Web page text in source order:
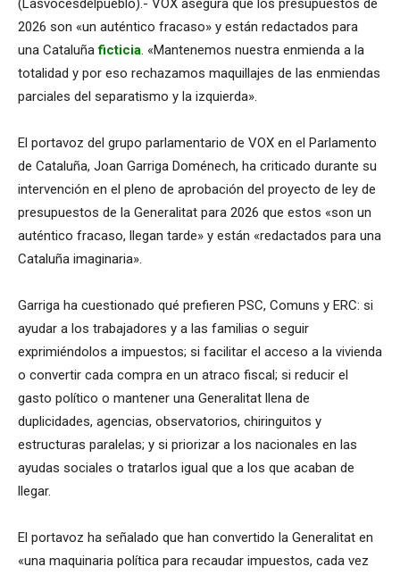
(Lasvocesdelpueblo).- VOX asegura que los presupuestos de
2026 son «un auténtico fracaso» y están redactados para
una Cataluñaficticia. «Mantenemos nuestra enmienda a la
totalidad y por eso rechazamos maquillajes de las enmiendas
parciales del separatismo y la izquierda».
El portavoz del grupo parlamentario de VOX en el Parlamento
de Cataluña, Joan Garriga Doménech, ha criticado durante su
intervención en el pleno de aprobación del proyecto de ley de
presupuestos de la Generalitat para 2026 que estos «son un
auténtico fracaso, llegan tarde» y están «redactados para una
Cataluña imaginaria».
Garriga ha cuestionado qué prefieren PSC, Comuns y ERC: si
ayudar a los trabajadores y a las familias o seguir
exprimiéndolos a impuestos; si facilitar el acceso a la vivienda
o convertir cada compra en un atraco fiscal; si reducir el
gasto político o mantener una Generalitat llena de
duplicidades, agencias, observatorios, chiringuitos y
estructuras paralelas; y si priorizar a los nacionales en las
ayudas sociales o tratarlos igual que a los que acaban de
llegar.
El portavoz ha señalado que han convertido la Generalitat en
«una maquinaria política para recaudar impuestos, cada vez